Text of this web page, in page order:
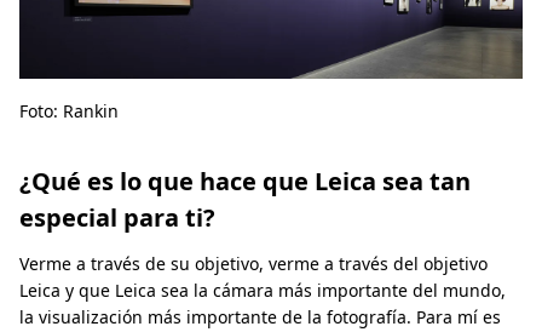
Foto: Rankin
¿Qué es lo que hace que Leica sea tan
especial para ti?
Verme a través de su objetivo, verme a través del objetivo
Leica y que Leica sea la cámara más importante del mundo,
la visualización más importante de la fotografía. Para mí es